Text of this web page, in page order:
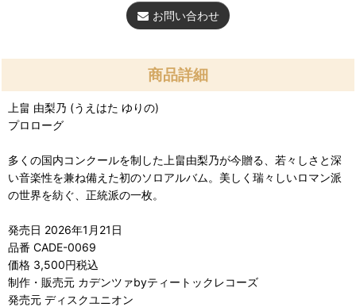
お問い合わせ
商品詳細
上畠 由梨乃 (うえはた ゆりの)
プロローグ
多くの国内コンクールを制した上畠由梨乃が今贈る、若々しさと深
い音楽性を兼ね備えた初のソロアルバム。美しく瑞々しいロマン派
の世界を紡ぐ、正統派の一枚。
発売日 2026年1月21日
品番 CADE-0069
価格 3,500円税込
制作・販売元 カデンツァbyティートックレコーズ
発売元 ディスクユニオン